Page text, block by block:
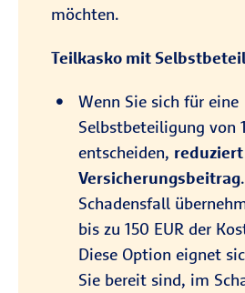
möchten.
Teilkasko mit
Wenn Sie sich für eine
Selbstbeteiligung von
entscheiden,
Versicherungsbeitrag
Schadensfall
bis zu 150 EUR der
Diese Option eignet
Sie bereit sind, im